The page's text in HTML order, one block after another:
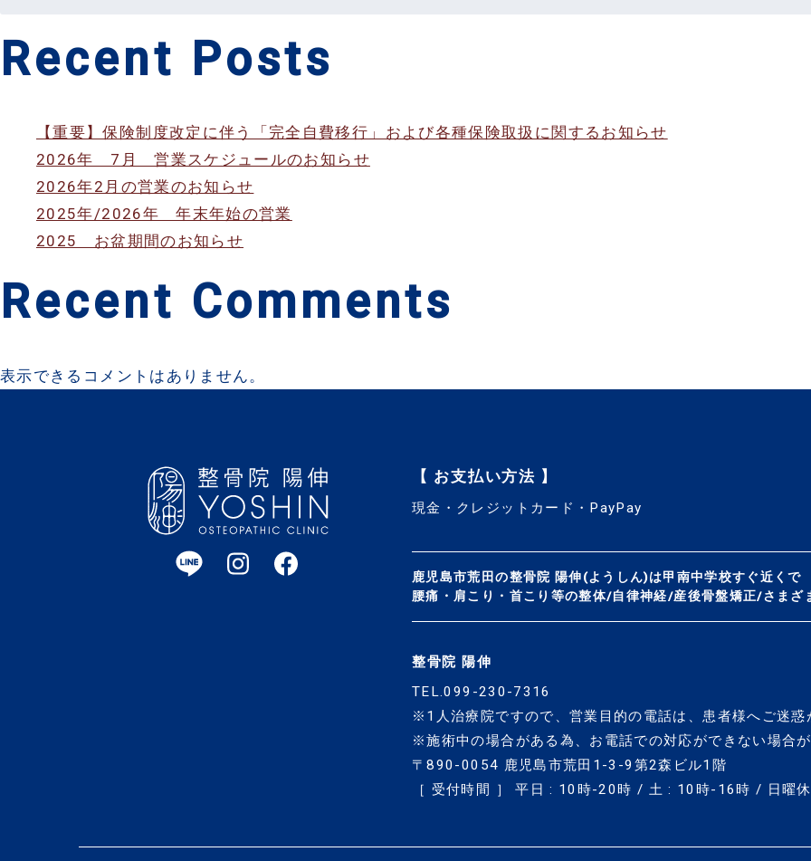
Recent Posts
【重要】保険制度改定に伴う「完全自費移行」および各種保険取扱に関するお知らせ
2026年 7月 営業スケジュールのお知らせ
2026年2月の営業のお知らせ
2025年/2026年 年末年始の営業
2025 お盆期間のお知らせ
Recent Comments
表示できるコメントはありません。
【 お支払い方法 】
現金・クレジットカード・PayPay
鹿児島市荒田の整骨院 陽伸(ようしん)は甲南中学校すぐ近くで
腰痛・肩こり・首こり等の整体/自律神経/産後骨盤矯正/さまざ
整骨院 陽伸
TEL.099-230-7316
※1人治療院ですので、 営業目的の電話は、 患者様へご迷
※施術中の場合がある為、 お電話での対応ができない場合
〒890-0054 鹿児島市荒田1-3-9第2森ビル1階
［ 受付時間 ］ 平日 : 10時-20時 / 土 : 10時-16時 / 日曜休